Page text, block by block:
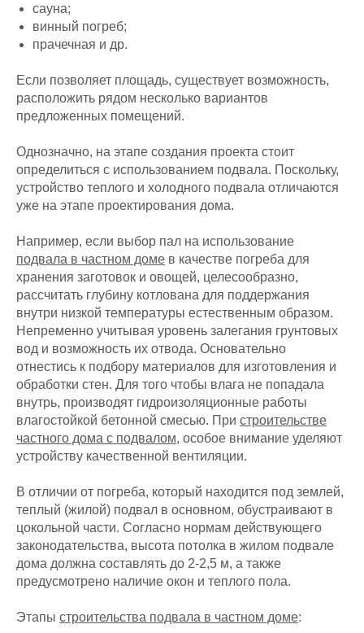
сауна;
винный погреб;
прачечная и др.
Если позволяет площадь, существует возможность,
расположить рядом несколько вариантов
предложенных помещений.
Однозначно, на этапе создания проекта стоит
определиться с использованием подвала. Поскольку,
устройство теплого и холодного подвала отличаются
уже на этапе проектирования дома.
Например, если выбор пал на использование
подвала в частном доме в качестве погреба для
хранения заготовок и овощей, целесообразно,
рассчитать глубину котлована для поддержания
внутри низкой температуры естественным образом.
Непременно учитывая уровень залегания грунтовых
вод и возможность их отвода. Основательно
отнестись к подбору материалов для изготовления и
обработки стен. Для того чтобы влага не попадала
внутрь, производят гидроизоляционные работы
влагостойкой бетонной смесью. При строительстве
частного дома с подвалом, особое внимание уделяют
устройству качественной вентиляции.
В отличии от погреба, который находится под землей,
теплый (жилой) подвал в основном, обустраивают в
цокольной части. Согласно нормам действующего
законодательства, высота потолка в жилом подвале
дома должна составлять до 2-2,5 м, а также
предусмотрено наличие окон и теплого пола.
Этапы строительства подвала в частном доме: